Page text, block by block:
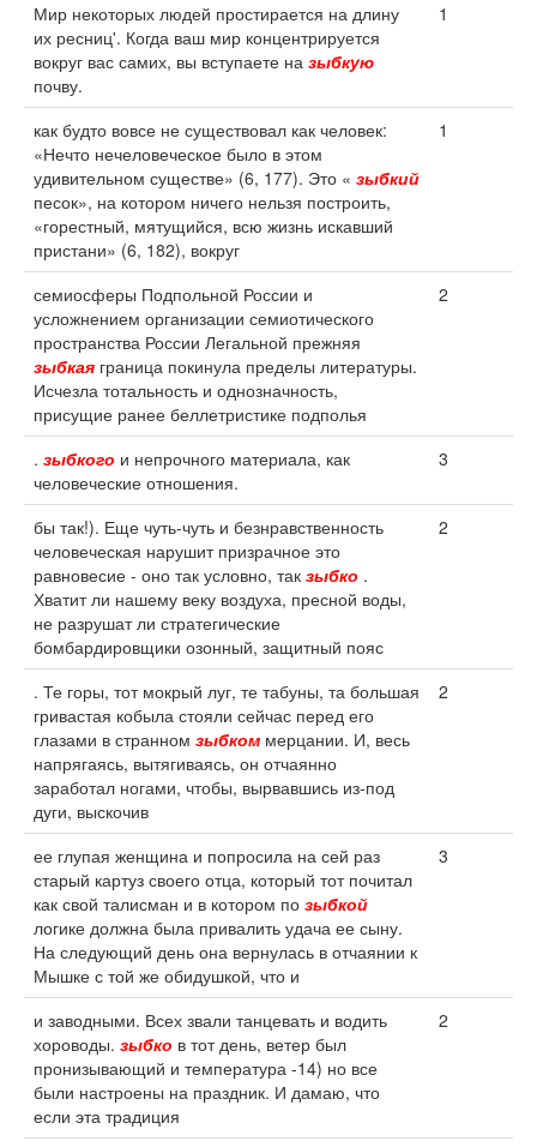
Мир некоторых людей простирается на длину
их ресниц'. Когда ваш мир концентрируется
вокруг вас самих, вы вступаете на зыбкую
почву.
1
как будто вовсе не существовал как человек:
«Нечто нечеловеческое было в этом
удивительном существе» (6, 177). Это « зыбкий
песок», на котором ничего нельзя построить,
«горестный, мятущийся, всю жизнь искавший
пристани» (6, 182), вокруг
1
семиосферы Подпольной России и
усложнением организации семиотического
пространства России Легальной прежняя
зыбкая граница покинула пределы литературы.
Исчезла тотальность и однозначность,
присущие ранее беллетристике подполья
2
. зыбкого и непрочного материала, как
человеческие отношения.
3
бы так!). Еще чуть-чуть и безнравственность
человеческая нарушит призрачное это
равновесие - оно так условно, так зыбко .
Хватит ли нашему веку воздуха, пресной воды,
не разрушат ли стратегические
бомбардировщики озонный, защитный пояс
2
. Те горы, тот мокрый луг, те табуны, та большая
гривастая кобыла стояли сейчас перед его
глазами в странном зыбком мерцании. И, весь
напрягаясь, вытягиваясь, он отчаянно
заработал ногами, чтобы, вырвавшись из‑под
дуги, выскочив
2
ее глупая женщина и попросила на сей раз
старый картуз своего отца, который тот почитал
как свой талисман и в котором по зыбкой
логике должна была привалить удача ее сыну.
На следующий день она вернулась в отчаянии к
Мышке с той же обидушкой, что и
3
и заводными. Всех звали танцевать и водить
хороводы. зыбко в тот день, ветер был
пронизывающий и температура -14) но все
были настроены на праздник. И дамаю, что
если эта традиция
2